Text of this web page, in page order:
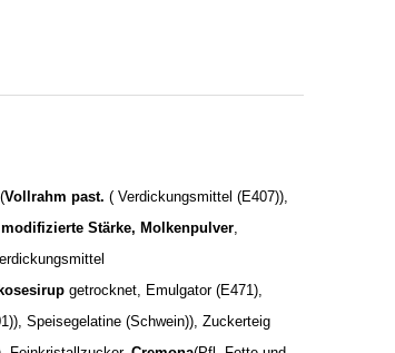
Vollrahm past. ( Verdickungsmittel (E407)),
modifizierte Stärke, Molkenpulver,
getrocknet, Emulgator (E471),
Speisegelatine (Schwein)), Zuckerteig